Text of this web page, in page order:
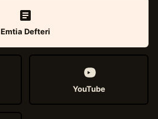
Emtia Defteri
YouTube